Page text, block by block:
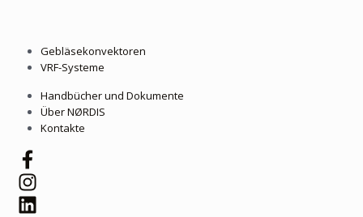
Gebläsekonvektoren
VRF-Systeme
Handbücher und Dokumente
Über NØRDIS
Kontakte